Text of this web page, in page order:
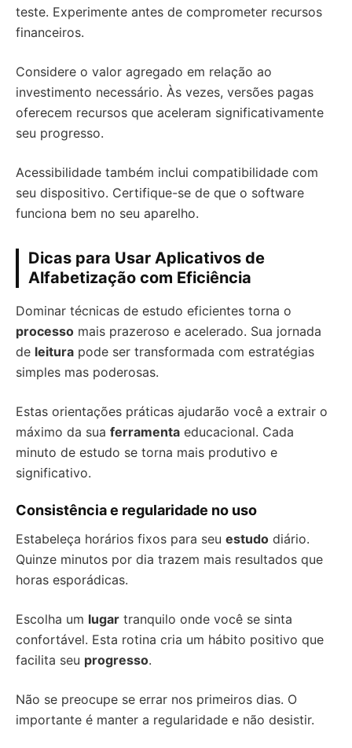
teste. Experimente antes de comprometer recursos
financeiros.
Considere o valor agregado em relação ao
investimento necessário. Às vezes, versões pagas
oferecem recursos que aceleram significativamente
seu progresso.
Acessibilidade também inclui compatibilidade com
seu dispositivo. Certifique-se de que o software
funciona bem no seu aparelho.
Dicas para Usar Aplicativos de
Alfabetização com Eficiência
Dominar técnicas de estudo eficientes torna o
processo mais prazeroso e acelerado. Sua jornada
de leitura pode ser transformada com estratégias
simples mas poderosas.
Estas orientações práticas ajudarão você a extrair o
máximo da sua ferramenta educacional. Cada
minuto de estudo se torna mais produtivo e
significativo.
Consistência e regularidade no uso
Estabeleça horários fixos para seu estudo diário.
Quinze minutos por dia trazem mais resultados que
horas esporádicas.
Escolha um lugar tranquilo onde você se sinta
confortável. Esta rotina cria um hábito positivo que
facilita seu progresso.
Não se preocupe se errar nos primeiros dias. O
importante é manter a regularidade e não desistir.